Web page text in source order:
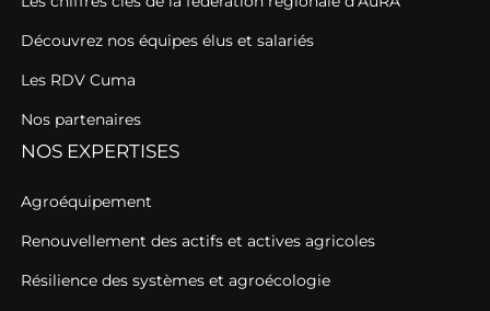
Découvrez nos équipes élus et salariés
Les RDV Cuma
Nos partenaires
NOS EXPERTISES
Agroéquipement
Renouvellement des actifs et actives agricoles
Résilience des systèmes et agroécologie